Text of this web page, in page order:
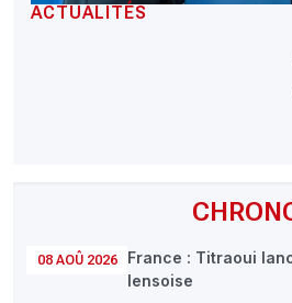
08 AOÛ 2026
France : Titraoui
lensoise
ACTUALITÉS